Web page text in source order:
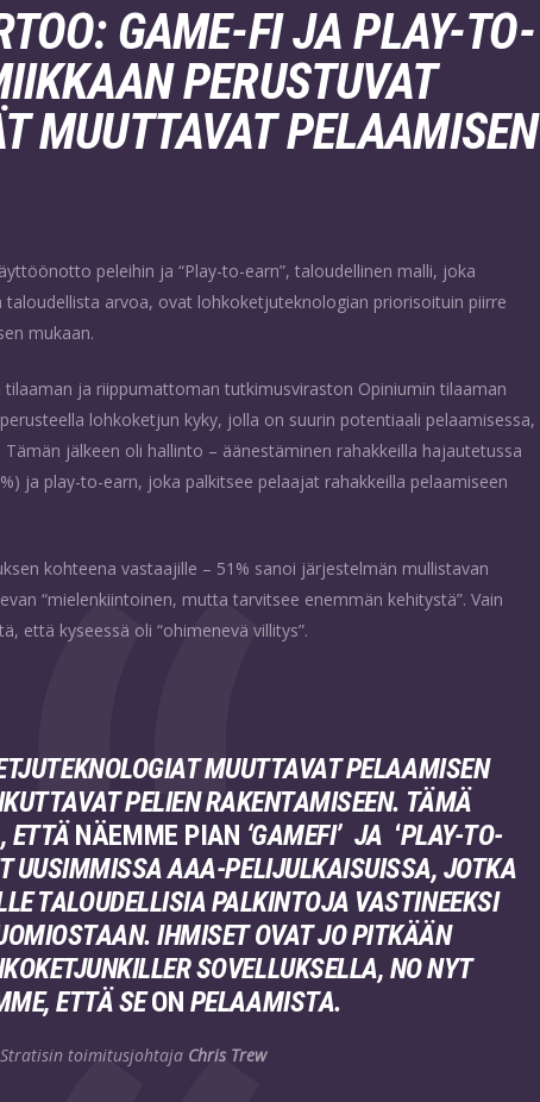
GAME-FI JA PLAY-TO-
PERUSTUVAT
MUUTTAVAT PELAAMISEN
peleihin ja “Play-to-earn”, taloudellinen malli, joka
arvoa, ovat lohkoketjuteknologian priorisoituin piirre
mukaan.
tilaaman ja riippumattoman tutkimusviraston Opiniumin tilaaman
lohkoketjun kyky, jolla on suurin potentiaali pelaamisessa,
jälkeen oli hallinto – äänestäminen rahakkeilla hajautetussa
ja play-to-earn, joka palkitsee pelaajat rahakkeilla pelaamiseen
kohteena vastaajille – 51% sanoi järjestelmän mullistavan
“mielenkiintoinen, mutta tarvitsee enemmän kehitystä”. Vain
että kyseessä oli “ohimenevä villitys”.
MUUTTAVAT PELAAMISEN
PELIEN RAKENTAMISEEN. TÄMÄ
ETTÄ NÄEMME PIAN ‘GAMEFI’ JA ‘PLAY-TO-
UUSIMMISSA AAA-PELIJULKAISUISSA, JOTKA
TALOUDELLISIA PALKINTOJA VASTINEEKSI
IHMISET OVAT JO PITKÄÄN
SOVELLUKSELLA, NO NYT
ETTÄ SEON PELAAMISTA.
Stratisin toimitusjohtaja Chris Trew